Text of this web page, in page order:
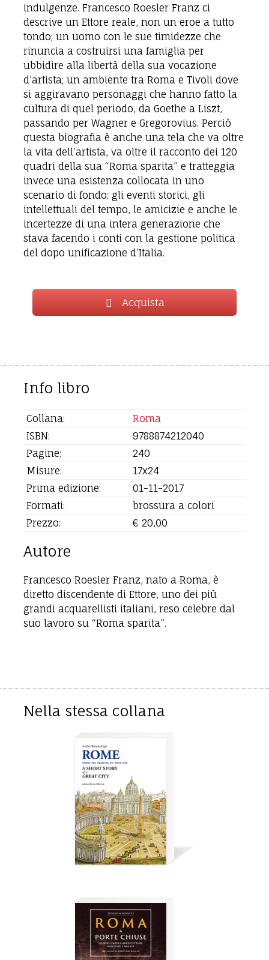
indulgenze. Francesco Roesler Franz ci
descrive un Ettore reale, non un eroe a tutto
tondo; un uomo con le sue timidezze che
rinuncia a costruirsi una famiglia per
ubbidire alla libertà della sua vocazione
d’artista; un ambiente tra Roma e Tivoli dove
si aggiravano personaggi che hanno fatto la
cultura di quel periodo, da Goethe a Liszt,
passando per Wagner e Gregorovius. Perciò
questa biografia è anche una tela che va oltre
la vita dell’artista, va oltre il racconto dei 120
quadri della sua “Roma sparita” e tratteggia
invece una esistenza collocata in uno
scenario di fondo: gli eventi storici, gli
intellettuali del tempo, le amicizie e anche le
incertezze di una intera generazione che
stava facendo i conti con la gestione politica
del dopo unificazione d’Italia.
Acquista
Info libro
Collana:
Roma
ISBN:
9788874212040
Pagine:
240
Misure:
17x24
Prima edizione:
01-11-2017
Formati:
brossura a colori
Prezzo:
€ 20,00
Autore
Francesco Roesler Franz, nato a Roma, è
diretto discendente di Ettore, uno dei più
grandi acquarellisti italiani, reso celebre dal
suo lavoro su “Roma sparita”.
Nella stessa collana